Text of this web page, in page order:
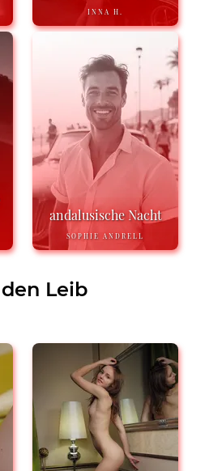
INNA H.
andalusische Nacht
SOPHIE ANDRELL
Leib